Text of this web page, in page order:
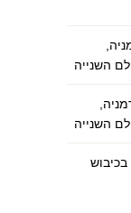
השנייה
השנייה
בכיבוש